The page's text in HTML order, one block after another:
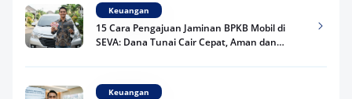
Keuangan
15 Cara Pengajuan Jaminan BPKB Mobil di
SEVA: Dana Tunai Cair Cepat, Aman dan
Keuangan